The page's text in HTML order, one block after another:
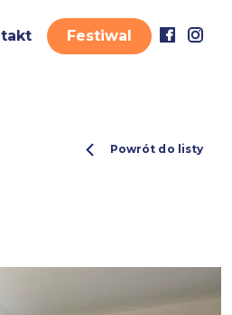
Festiwal
Powrót do listy